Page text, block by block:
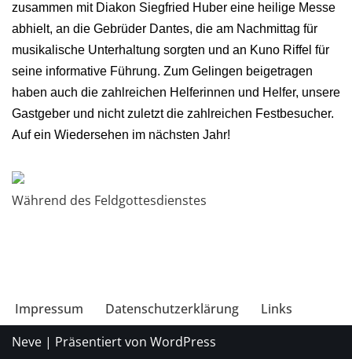
zusammen mit Diakon Siegfried Huber eine heilige Messe
abhielt, an die Gebrüder Dantes, die am Nachmittag für
musikalische Unterhaltung sorgten und an Kuno Riffel für
seine informative Führung. Zum Gelingen beigetragen
haben auch die zahlreichen Helferinnen und Helfer, unsere
Gastgeber und nicht zuletzt die zahlreichen Festbesucher.
Auf ein Wiedersehen im nächsten Jahr!
Während des Feldgottesdienstes
Impressum Datenschutzerklärung
Links
Neve | Präsentiert von WordPress